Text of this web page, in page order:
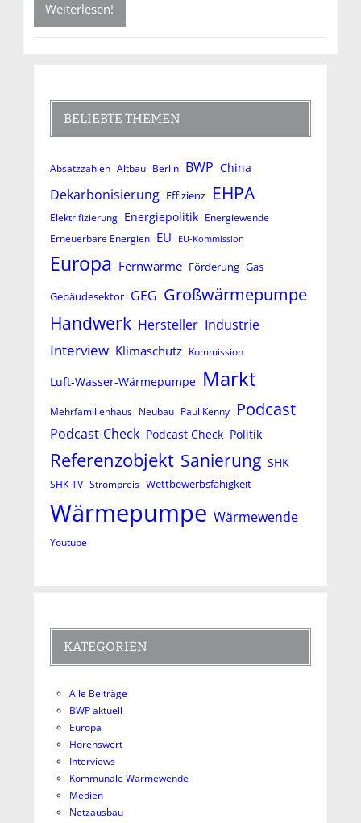
Weiterlesen!
BELIEBTE THEMEN
Absatzzahlen Altbau Berlin BWP China
Dekarbonisierung Effizienz EHPA
Elektrifizierung Energiepolitik Energiewende
Erneuerbare Energien EU EU-Kommission
Europa Fernwärme Förderung Gas
Gebäudesektor GEG Großwärmepumpe
Handwerk Hersteller Industrie
Interview Klimaschutz Kommission
Luft-Wasser-Wärmepumpe Markt
Mehrfamilienhaus Neubau Paul Kenny Podcast
Podcast-Check Podcast Check Politik
Referenzobjekt Sanierung SHK
SHK-TV Strompreis Wettbewerbsfähigkeit
Wärmepumpe Wärmewende
Youtube
KATEGORIEN
Alle Beiträge
BWP aktuell
Europa
Hörenswert
Interviews
Kommunale Wärmewende
Medien
Netzausbau